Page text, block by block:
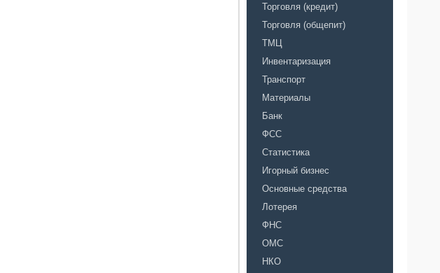
Торговля (кредит)
Торговля (общепит)
ТМЦ
Инвентаризация
Транспорт
Материалы
Банк
ФСС
Статистика
Игорный бизнес
Основные средства
Лотерея
ФНС
ОМС
НКО